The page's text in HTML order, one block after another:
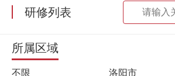
研修列表
所属区域
不限 洛阳市